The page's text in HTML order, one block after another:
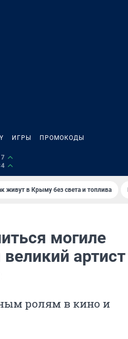
ИГРЫ ПРОМОКОДЫ
живут в Крыму без света и топлива
могиле
артист
ролям в кино и